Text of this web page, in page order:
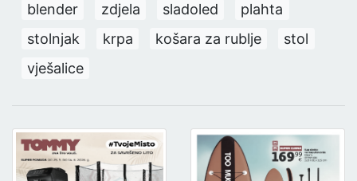
blender
zdjela sladoled
plahta
stolnjak
krpa košara za rublje
stol
vješalice